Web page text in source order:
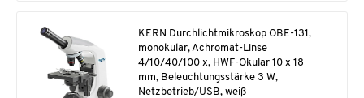
KERN Durchlichtmikroskop OBE-131,
monokular, Achromat-Linse
4/10/40/100 x, HWF-Okular 10 x 18
mm, Beleuchtungsstärke 3 W,
Netzbetrieb/USB, weiß